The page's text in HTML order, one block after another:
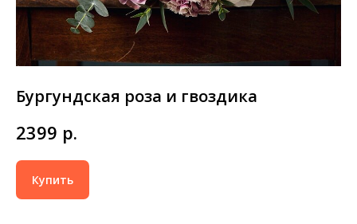
Бургундская роза и гвоздика
2399 р.
Купить